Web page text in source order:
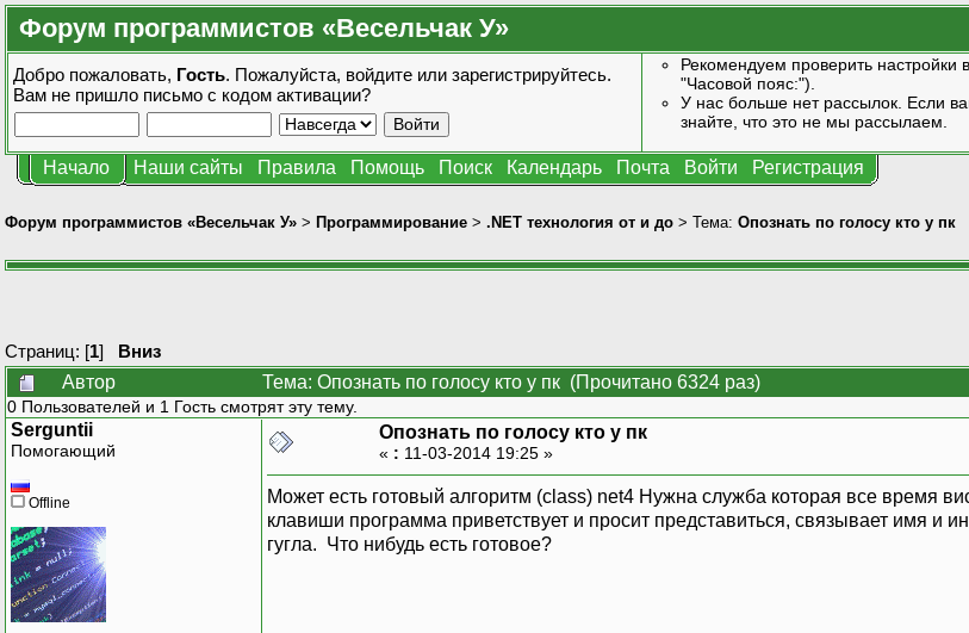
Форум программистов «Весельчак У»
Добро пожаловать, Гость. Пожалуйста, войдите или зарегистрируйтесь.
Вам не пришло письмо с кодом активации?
Рекомендуем проверить
"Часовой пояс:").
У нас больше нет рассылок. Если
знайте, что это не мы рассылаем.
Начало Наши сайты Правила Помощь Поиск Календарь Почта Войти Регистрация
Форум программистов «Весельчак У» > Программирование > .NET технология от и до > Тема: Опознать по голосу кто у пк
Страниц: [1] Вниз
Автор
Тема: Опознать по голосу кто у пк (Прочитано 6324 раз)
0 Пользователей и 1 Гость смотрят эту тему.
Serguntii
Помогающий
Offline
Опознать по голосу кто у пк
« : 11-03-2014 19:25 »
Может есть готовый алгоритм (class) net4 Нужна служба которая все время
клавиши программа приветствует и просит представиться, связывает имя и
гугла. Что нибудь есть готовое?